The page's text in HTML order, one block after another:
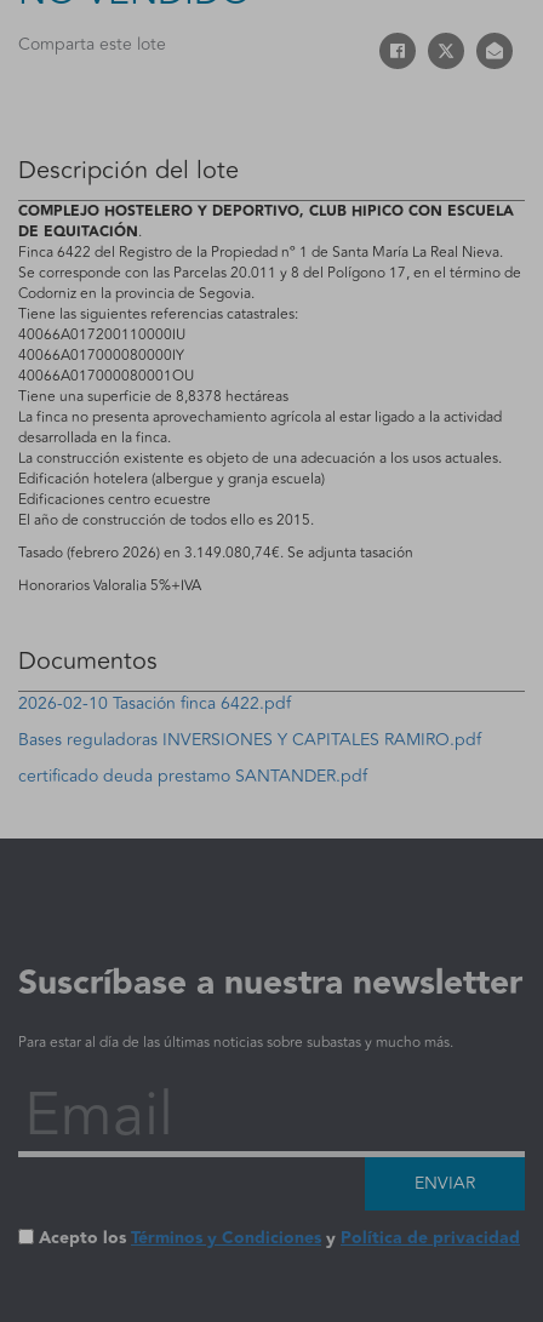
Comparta este lote
Descripción del lote
COMPLEJO HOSTELERO Y DEPORTIVO, CLUB HIPICO CON ESCUELA
DE EQUITACIÓN.
Finca 6422 del Registro de la Propiedad nº 1 de Santa María La Real Nieva.
Se corresponde con las Parcelas 20.011 y 8 del Polígono 17, en el término de
Codorniz en la provincia de Segovia.
Tiene las siguientes referencias catastrales:
40066A017200110000IU
40066A017000080000IY
40066A017000080001OU
Tiene una superficie de 8,8378 hectáreas
La finca no presenta aprovechamiento agrícola al estar ligado a la actividad
desarrollada en la finca.
La construcción existente es objeto de una adecuación a los usos actuales.
Edificación hotelera (albergue y granja escuela)
Edificaciones centro ecuestre
El año de construcción de todos ello es 2015.
Tasado (febrero 2026) en 3.149.080,74€. Se adjunta tasación
Honorarios Valoralia 5%+IVA
Documentos
2026-02-10 Tasación finca 6422.pdf
Bases reguladoras INVERSIONES Y CAPITALES RAMIRO.pdf
certificado deuda prestamo SANTANDER.pdf
Suscríbase a nuestra newsletter
Para estar al día de las últimas noticias sobre subastas y mucho más.
Email
ENVIAR
Acepto losTérminos y CondicionesyPolítica de privacidad